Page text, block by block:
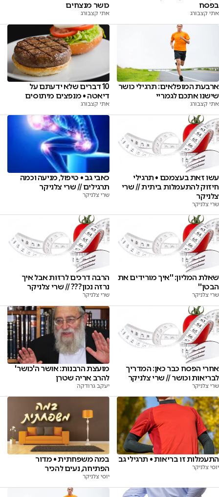
בפסח
אתי קצבורג
כושר מנצחים
אתי קצבורג
ארבעת המופלאים: תרגילי כושר
שישנו אתכם לגמריי
אתי קצבורג
10 דברים שלא ידעתם על
דיאטה • מנפצים מיתוסים
אתי קצבורג
עשו זאת בעצמכם • תרגילי
חיזוק להתעמלות ביתית // שרי
צלניקר
שרי צלניקר
כאבי גב • טיפול, מניעה וכמה
תרגילים // שרי צלניקר
שרי צלניקר
שאלת המליון: ''איך מורידים את
הבטן''
שרי צלניקר
הרבה דרכים לרזות אבל איך
נרזה נכון??? // שרי צלניקר
שרי צלניקר
אחרי הפסח כבר כאן: המדריך
לבריאות וכושר // שרי צלניקר
שרי צלניקר
מועצת הרבנות: אושר ה'כושר'
להרב אריה שטרן
יעקב גרודקה
התעמלות זו בריאות • תרגילי גב
יוסי צלניקר
במה משפחתית • מדור
הפתיחה, נעים להכיר
יוסי צלניקר